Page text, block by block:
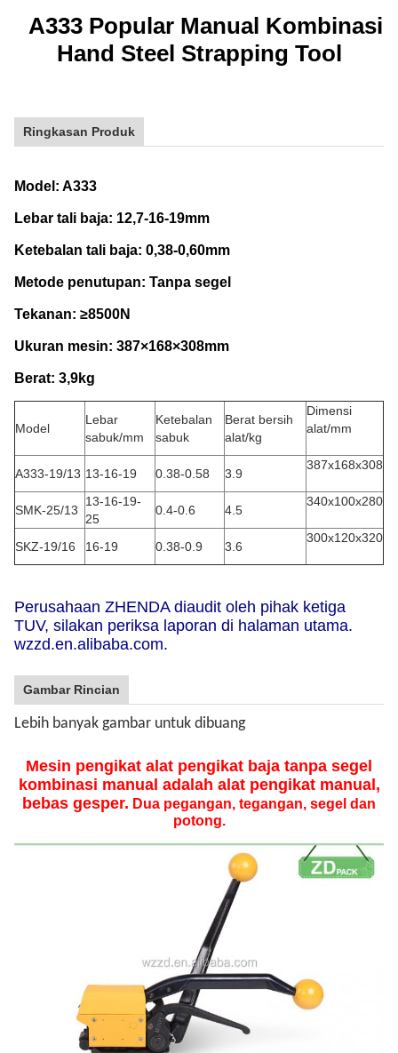
A333 Popular Manual Kombinasi
Hand Steel Strapping Tool
Ringkasan Produk
Model: A333
Lebar tali baja: 12,7-16-19mm
Ketebalan tali baja: 0,38-0,60mm
Metode penutupan: Tanpa segel
Tekanan: ≥8500N
Ukuran mesin: 387×168×308mm
Berat: 3,9kg
Model
Lebar
sabuk/mm
Ketebalan
sabuk
Berat bersih
alat/kg
Dimensi
alat/mm
A333-19/13 13-16-19 0.38-0.58 3.9
387x168x308
SMK-25/13
13-16-19-
25
0.4-0.6 4.5
340x100x280
SKZ-19/16 16-19 0.38-0.9 3.6
300x120x320
Perusahaan ZHENDA diaudit oleh pihak ketiga
TUV, silakan periksa laporan di halaman utama.
wzzd.en.alibaba.com.
Gambar Rincian
Lebih banyak gambar untuk dibuang
Mesin pengikat alat pengikat baja tanpa segel
kombinasi manual adalah alat pengikat manual,
bebas gesper. Dua pegangan, tegangan, segel dan
potong.